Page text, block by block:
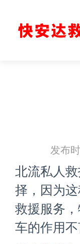
发布
北流私人
择，因为
救援服务
车的作用不